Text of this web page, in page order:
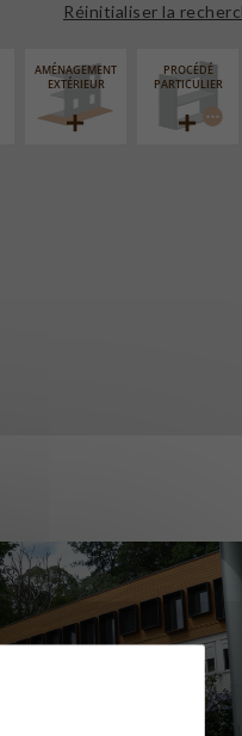
Réinitialiser la
AMÉNAGEMENT
EXTÉRIEUR
PROCÉDÉ
PARTICULIER